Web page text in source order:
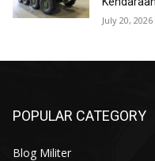
July 20, 2026
POPULAR CATEGORY
Blog Militer